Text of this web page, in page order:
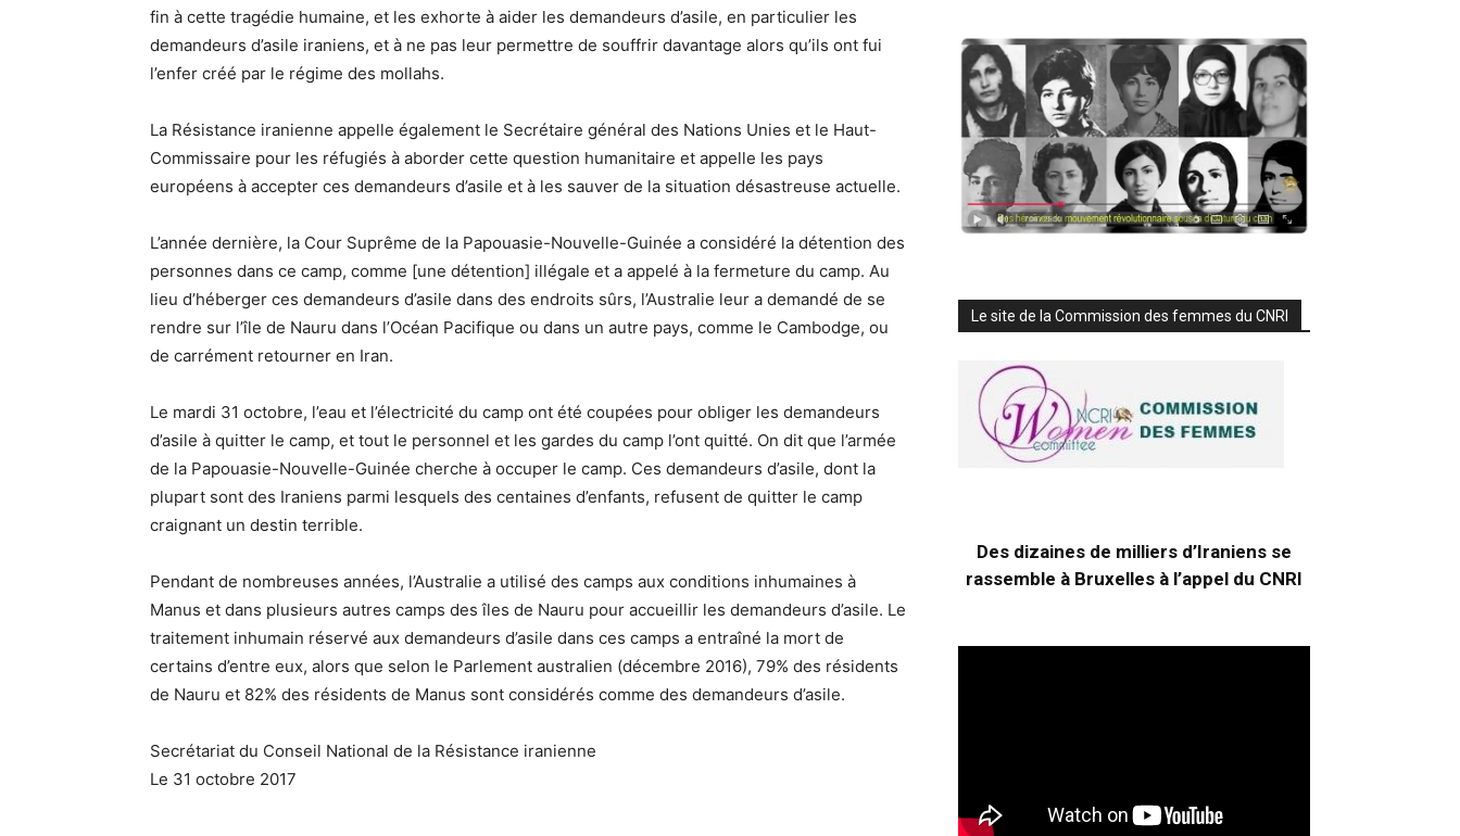
fin à cette tragédie humaine, et les exhorte à aider les demandeurs d’asile, en particulier les
demandeurs d’asile iraniens, et à ne pas leur permettre de souffrir davantage alors qu’ils ont fui
l’enfer créé par le régime des mollahs.
La Résistance iranienne appelle également le Secrétaire général des Nations Unies et le Haut-
Commissaire pour les réfugiés à aborder cette question humanitaire et appelle les pays
européens à accepter ces demandeurs d’asile et à les sauver de la situation désastreuse actuelle.
L’année dernière, la Cour Suprême de la Papouasie-Nouvelle-Guinée a considéré la détention des
personnes dans ce camp, comme [une détention] illégale et a appelé à la fermeture du camp. Au
lieu d’héberger ces demandeurs d’asile dans des endroits sûrs, l’Australie leur a demandé de se
rendre sur l’île de Nauru dans l’Océan Pacifique ou dans un autre pays, comme le Cambodge, ou
de carrément retourner en Iran.
Le mardi 31 octobre, l’eau et l’électricité du camp ont été coupées pour obliger les demandeurs
d’asile à quitter le camp, et tout le personnel et les gardes du camp l’ont quitté. On dit que l’armée
de la Papouasie-Nouvelle-Guinée cherche à occuper le camp. Ces demandeurs d’asile, dont la
plupart sont des Iraniens parmi lesquels des centaines d’enfants, refusent de quitter le camp
craignant un destin terrible.
Pendant de nombreuses années, l’Australie a utilisé des camps aux conditions inhumaines à
Manus et dans plusieurs autres camps des îles de Nauru pour accueillir les demandeurs d’asile. Le
traitement inhumain réservé aux demandeurs d’asile dans ces camps a entraîné la mort de
certains d’entre eux, alors que selon le Parlement australien (décembre 2016), 79% des résidents
de Nauru et 82% des résidents de Manus sont considérés comme des demandeurs d’asile.
Secrétariat du Conseil National de la Résistance iranienne
Le 31 octobre 2017
Le site de la Commission des femmes du CNRI
Des dizaines de milliers d’Iraniens se
rassemble à Bruxelles à l’appel du CNRI